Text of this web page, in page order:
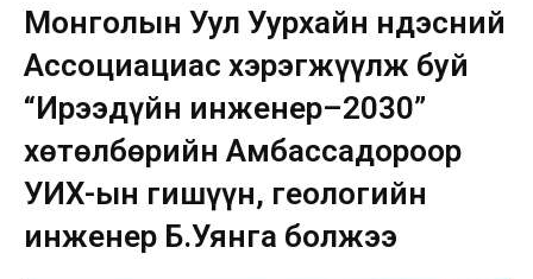
Монголын Уул Уурхайн Үндэсний
Ассоциациас хэрэгжүүлж буй
“Ирээдүйн инженер–2030”
хөтөлбөрийн Амбассадороор
УИХ-ын гишүүн, геологийн
инженер Б.Уянга болжээ